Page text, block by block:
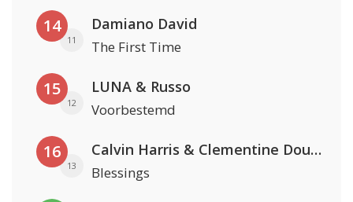
14
11
Damiano David
The First Time
15
12
LUNA & Russo
Voorbestemd
16
13
Calvin Harris & Clementine Douglas
Blessings